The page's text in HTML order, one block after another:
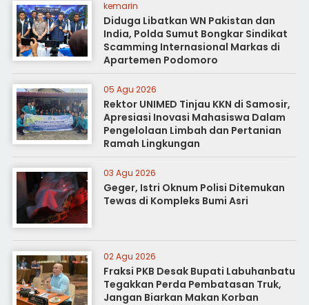
kemarin
Diduga Libatkan WN Pakistan dan
India, Polda Sumut Bongkar Sindikat
Scamming Internasional Markas di
Apartemen Podomoro
05 Agu 2026
Rektor UNIMED Tinjau KKN di Samosir,
Apresiasi Inovasi Mahasiswa Dalam
Pengelolaan Limbah dan Pertanian
Ramah Lingkungan
03 Agu 2026
Geger, Istri Oknum Polisi Ditemukan
Tewas di Kompleks Bumi Asri
02 Agu 2026
Fraksi PKB Desak Bupati Labuhanbatu
Tegakkan Perda Pembatasan Truk,
Jangan Biarkan Makan Korban